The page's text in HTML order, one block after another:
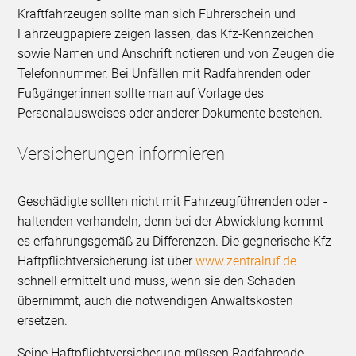
Kraftfahrzeugen sollte man sich Führerschein und
Fahrzeugpapiere zeigen lassen, das Kfz-Kennzeichen
sowie Namen und Anschrift notieren und von Zeugen die
Telefonnummer. Bei Unfällen mit Radfahrenden oder
Fußgänger:innen sollte man auf Vorlage des
Personalausweises oder anderer Dokumente bestehen.
Versicherungen informieren
Geschädigte sollten nicht mit Fahrzeugführenden oder -
haltenden verhandeln, denn bei der Abwicklung kommt
es erfahrungsgemäß zu Differenzen. Die gegnerische Kfz-
Haftpflichtversicherung ist überwww.zentralruf.de
schnell ermittelt und muss, wenn sie den Schaden
übernimmt, auch die notwendigen Anwaltskosten
ersetzen.